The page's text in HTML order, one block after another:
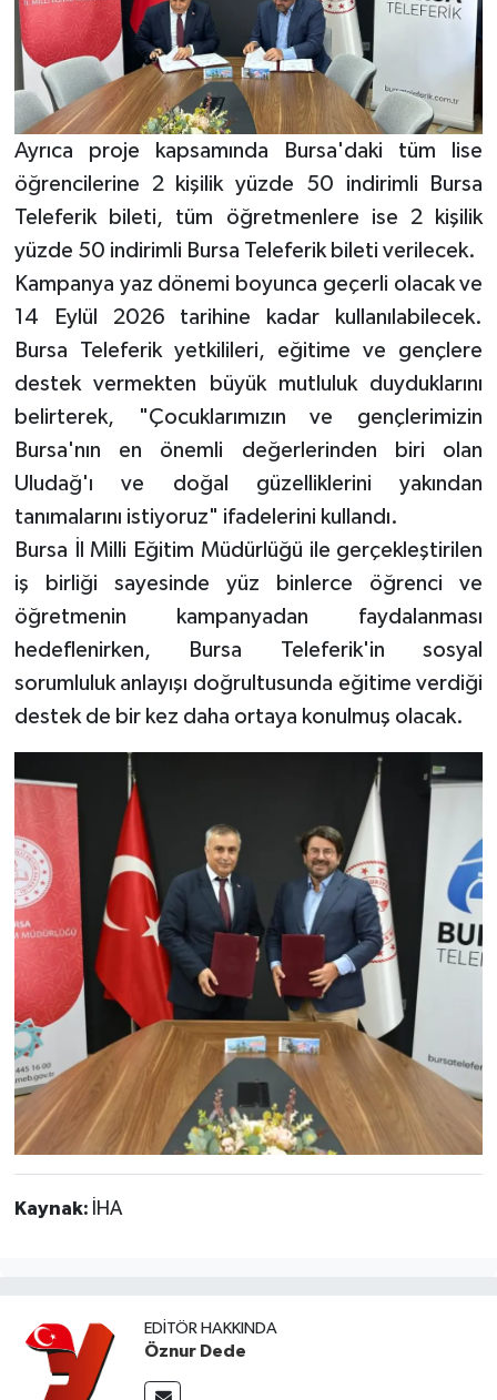
Ayrıca proje kapsamında Bursa'daki tüm lise
öğrencilerine 2 kişilik yüzde 50 indirimli Bursa
Teleferik bileti, tüm öğretmenlere ise 2 kişilik
yüzde 50 indirimli Bursa Teleferik bileti verilecek.
Kampanya yaz dönemi boyunca geçerli olacak ve
14 Eylül 2026 tarihine kadar kullanılabilecek.
Bursa Teleferik yetkilileri, eğitime ve gençlere
destek vermekten büyük mutluluk duyduklarını
belirterek, "Çocuklarımızın ve gençlerimizin
Bursa'nın en önemli değerlerinden biri olan
Uludağ'ı ve doğal güzelliklerini yakından
tanımalarını istiyoruz" ifadelerini kullandı.
Bursa İl Milli Eğitim Müdürlüğü ile gerçekleştirilen
iş birliği sayesinde yüz binlerce öğrenci ve
öğretmenin kampanyadan faydalanması
hedeflenirken, Bursa Teleferik'in sosyal
sorumluluk anlayışı doğrultusunda eğitime verdiği
destek de bir kez daha ortaya konulmuş olacak.
Kaynak: İHA
EDITÖR HAKKINDA
Öznur Dede